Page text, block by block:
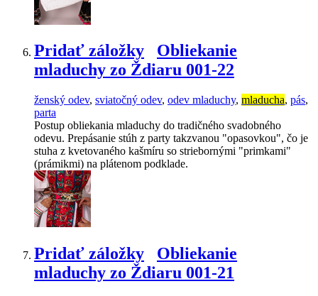
Pridať záložky
Obliekanie
mladuchy zo Ždiaru 001-22
ženský odev, sviatočný odev, odev mladuchy, mladucha, pás,
parta
Postup obliekania mladuchy do tradičného svadobného
odevu. Prepásanie stúh z party takzvanou "opasovkou", čo je
stuha z kvetovaného kašmíru so striebornými "primkami"
(prámikmi) na plátenom podklade.
Pridať záložky
Obliekanie
mladuchy zo Ždiaru 001-21